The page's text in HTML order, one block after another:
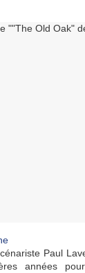
Paul
années